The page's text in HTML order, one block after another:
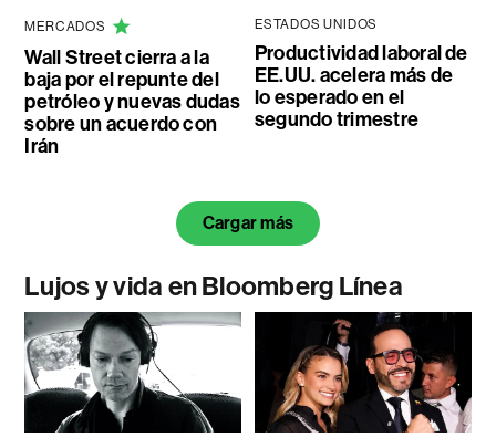
MERCADOS
Wall Street cierra a la
baja por el repunte del
petróleo y nuevas dudas
sobre un acuerdo con
Irán
ESTADOS UNIDOS
Productividad laboral de
EE.UU. acelera más de
lo esperado en el
segundo trimestre
Cargar más
Lujos y vida en Bloomberg Línea